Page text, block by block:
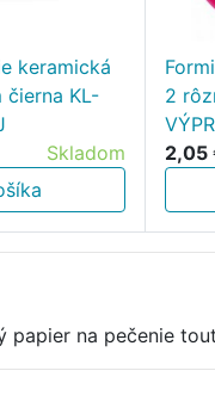
keramická
čierna KL-
Skladom
2
2,05
papier na pečenie